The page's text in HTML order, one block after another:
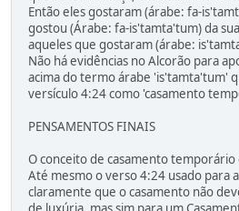
Então eles gostaram (árabe: fa-
gostou (Árabe: fa-is'tamta'tum) da
aqueles que gostaram (árabe:
Não há evidências no Alcorão para
acima do termo árabe 'is'tamta'tum'
versículo 4:24 como 'casamento
PENSAMENTOS FINAIS
O conceito de casamento
Até mesmo o verso 4:24 usado para
claramente que o casamento não